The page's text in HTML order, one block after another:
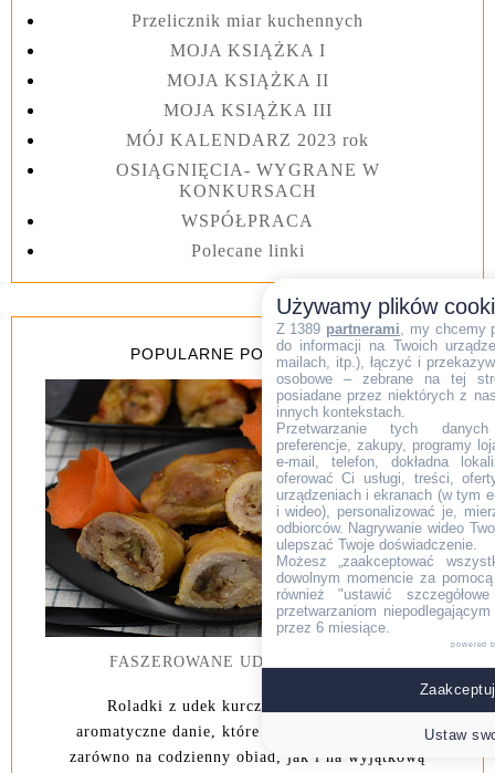
Przelicznik miar kuchennych
MOJA KSIĄŻKA I
MOJA KSIĄŻKA II
MOJA KSIĄŻKA III
MÓJ KALENDARZ 2023 rok
OSIĄGNIĘCIA- WYGRANE W
KONKURSACH
WSPÓŁPRACA
Polecane linki
POPULARNE POSTY Z 7 DNI
FASZEROWANE UDKA KURCZAKA
Roladki z udek kurczaka to eleganckie i
aromatyczne danie, które świetnie sprawdzi się
zarówno na codzienny obiad, jak i na wyjątkową
Używamy plików
Z 1389 partnerami, my chcemy
do informacji na Twoich
mailach, itp.), łączyć i
osobowe – zebrane na tej
posiadane przez niektórych z
innych kontekstach.
Przetwarzanie tych danych
preferencje, zakupy, programy
e-mail, telefon, dokładna
oferować Ci usługi, treści,
urządzeniach i ekranach (w tym
i wideo), personalizować je,
odbiorców. Nagrywanie wideo
ulepszać Twoje doświadczenie.
Możesz „zaakceptować
dowolnym momencie za
również "ustawić
przetwarzaniom
przez 6 miesiące.
powered
Ustaw